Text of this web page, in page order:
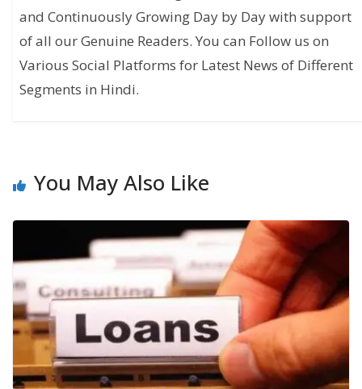
and Continuously Growing Day by Day with support
of all our Genuine Readers. You can Follow us on
Various Social Platforms for Latest News of Different
Segments in Hindi.
You May Also Like